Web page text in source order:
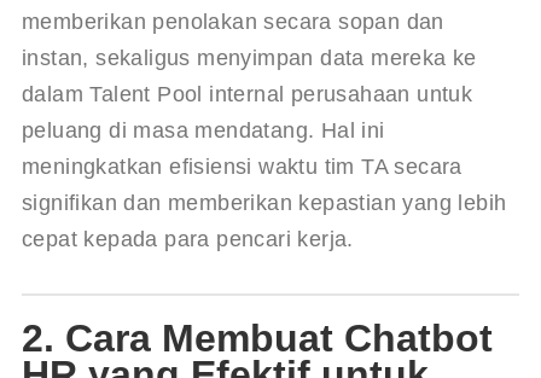
memberikan penolakan secara sopan dan
instan, sekaligus menyimpan data mereka ke
dalam Talent Pool internal perusahaan untuk
peluang di masa mendatang. Hal ini
meningkatkan efisiensi waktu tim TA secara
signifikan dan memberikan kepastian yang lebih
cepat kepada para pencari kerja.
2. Cara Membuat Chatbot